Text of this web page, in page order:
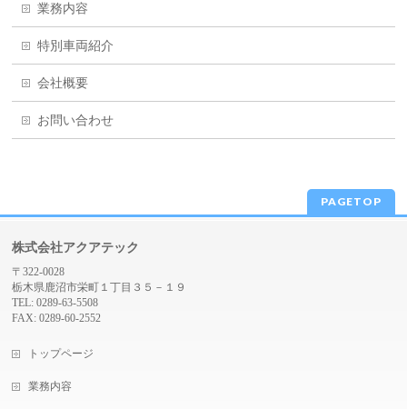
業務内容
特別車両紹介
会社概要
お問い合わせ
PAGETOP
株式会社アクアテック
〒322-0028
栃木県鹿沼市栄町１丁目３５－１９
TEL: 0289-63-5508
FAX: 0289-60-2552
トップページ
業務内容